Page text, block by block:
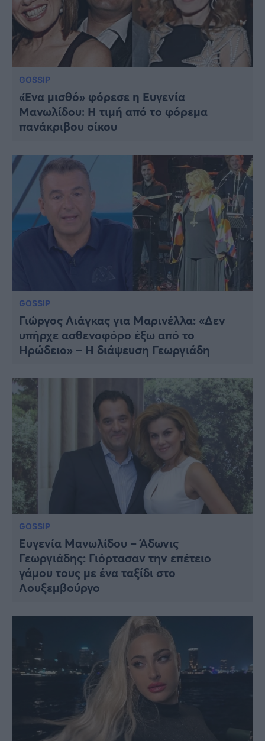
GOSSIP
«Ένα μισθό» φόρεσε η Ευγενία
Μανωλίδου: Η τιμή από το φόρεμα
πανάκριβου οίκου
GOSSIP
Γιώργος Λιάγκας για Μαρινέλλα: «Δεν
υπήρχε ασθενοφόρο έξω από το
Ηρώδειο» – Η διάψευση Γεωργιάδη
GOSSIP
Ευγενία Μανωλίδου – Άδωνις
Γεωργιάδης: Γιόρτασαν την επέτειο
γάμου τους με ένα ταξίδι στο
Λουξεμβούργο